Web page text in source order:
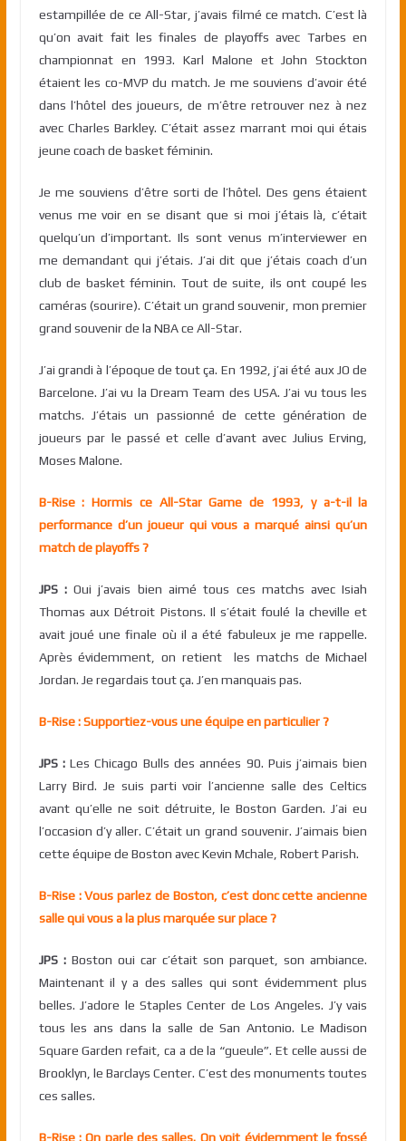
estampillée de ce All-Star, j’avais filmé ce match. C’est là
qu’on avait fait les finales de playoffs avec Tarbes en
championnat en 1993. Karl Malone et John Stockton
étaient les co-MVP du match. Je me souviens d’avoir été
dans l’hôtel des joueurs, de m’être retrouver nez à nez
avec Charles Barkley. C’était assez marrant moi qui étais
jeune coach de basket féminin.
Je me souviens d’être sorti de l’hôtel. Des gens étaient
venus me voir en se disant que si moi j’étais là, c’était
quelqu’un d’important. Ils sont venus m’interviewer en
me demandant qui j’étais. J’ai dit que j’étais coach d’un
club de basket féminin. Tout de suite, ils ont coupé les
caméras (sourire). C’était un grand souvenir, mon premier
grand souvenir de la NBA ce All-Star.
J’ai grandi à l’époque de tout ça. En 1992, j’ai été aux JO de
Barcelone. J’ai vu la Dream Team des USA. J’ai vu tous les
matchs. J’étais un passionné de cette génération de
joueurs par le passé et celle d’avant avec Julius Erving,
Moses Malone.
B-Rise : Hormis ce All-Star Game de 1993, y a-t-il la
performance d’un joueur qui vous a marqué ainsi qu’un
match de playoffs ?
JPS :Oui j’avais bien aimé tous ces matchs avec Isiah
Thomas aux Détroit Pistons. Il s’était foulé la cheville et
avait joué une finale où il a été fabuleux je me rappelle.
Après évidemment, on retient les matchs de Michael
Jordan. Je regardais tout ça. J’en manquais pas.
B-Rise : Supportiez-vous une équipe en particulier ?
JPS :Les Chicago Bulls des années 90. Puis j’aimais bien
Larry Bird. Je suis parti voir l’ancienne salle des Celtics
avant qu’elle ne soit détruite, le Boston Garden. J’ai eu
l’occasion d’y aller. C’était un grand souvenir. J’aimais bien
cette équipe de Boston avec Kevin Mchale, Robert Parish.
B-Rise : Vous parlez de Boston, c’est donc cette ancienne
salle qui vous a la plus marquée sur place ?
JPS :Boston oui car c’était son parquet, son ambiance.
Maintenant il y a des salles qui sont évidemment plus
belles. J’adore le Staples Center de Los Angeles. J’y vais
tous les ans dans la salle de San Antonio. Le Madison
Square Garden refait, ca a de la “gueule”. Et celle aussi de
Brooklyn, le Barclays Center. C’est des monuments toutes
ces salles.
B-Rise : On parle des salles. On voit évidemment le fossé